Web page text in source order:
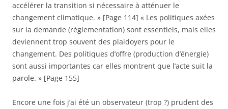
accélérer la transition si nécessaire à atténuer le
changement climatique. » [Page 114] « Les politiques axées
sur la demande (réglementation) sont essentiels, mais elles
deviennent trop souvent des plaidoyers pour le
changement. Des politiques d’offre (production d’énergie)
sont aussi importantes car elles montrent que l’acte suit la
parole. » [Page 155]
Encore une fois j’ai été un observateur (trop ?) prudent des